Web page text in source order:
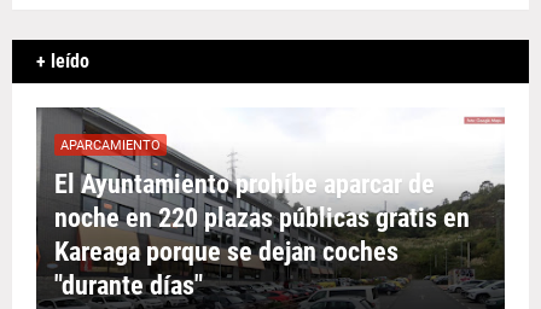
+ leído
APARCAMIENTO
El Ayuntamiento prohíbe aparcar de
noche en 220 plazas públicas gratis en
Kareaga porque se dejan coches
"durante días"